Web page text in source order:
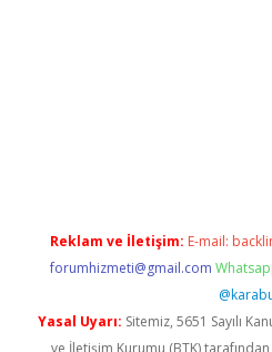
Reklam ve İletişim: E-mail:
forumhizmeti@gmail.com
Yasal Uyarı: Sitemiz, 5651 Sayılı
ve İletişim Kurumu (BTK) tarafından